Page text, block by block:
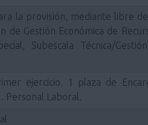
la provisión, mediante libre
Gestión Económica de
Subescala Técnica/
ejercicio. 1 plaza de
Personal Laboral.